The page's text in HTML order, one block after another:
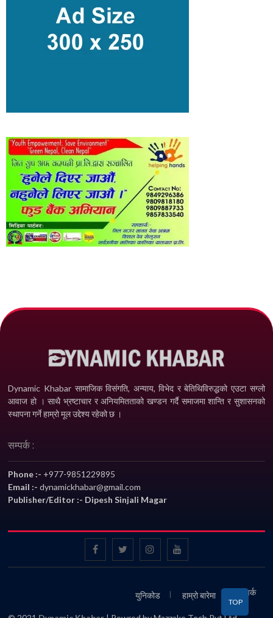
Dynamic Khabar सामाजिक विसंगति, अन्याय, विभेद­ र बेतिथिविरुद्धको एउटा सग्लो
आवाज हो । साथै भ्रष्टाचार र अनियमितताको खण्डन गर्दै समाजमा शान्ति र सुशासनको
स्थापना गर्ने हाम्रो मूल उद्देश्य रहेको छ ।
सम्पर्क :
Phone :- +977-9851229895
Email :-dynamickhabar@gmail.com
Publisher/Editor :- Dipesh Sinjali Magar
युनिकोड हाम्रो बारेमा सम्पर्क
TOP